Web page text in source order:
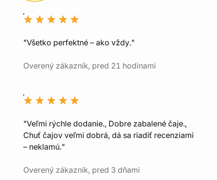
"Všetko perfektné – ako vždy."
Overený zákazník, pred 21 hodinami
"Veľmi rýchle dodanie., Dobre zabalené čaje.,
Chuť čajov veľmi dobrá, dá sa riadiť recenziami
– neklamú."
Overený zákazník, pred 3 dňami